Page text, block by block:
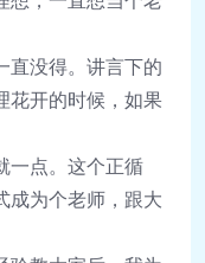
直没得。讲言下的
花开的时候，如果
一点。这个正循
成为个老师，跟大